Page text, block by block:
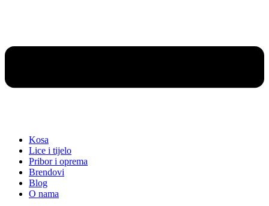
Kosa
Lice i tijelo
Pribor i oprema
Brendovi
Blog
O nama